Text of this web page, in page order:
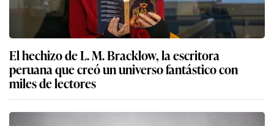
El hechizo de L. M. Bracklow, la escritora
peruana que creó un universo fantástico con
miles de lectores